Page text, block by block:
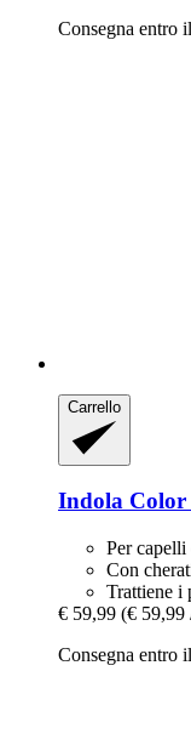
Consegna entro
Carrello
Indola Color
Per capelli
Con
Trattiene i
€ 59,99 (€ 59,99
Consegna entro